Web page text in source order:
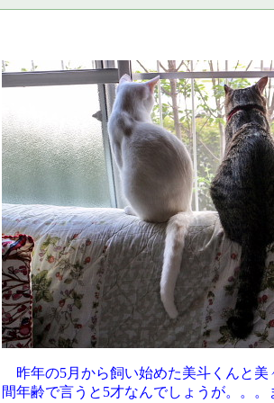
昨年の5月から飼い始めた美斗くんと美
間年齢で言うと5才なんでしょうが。。